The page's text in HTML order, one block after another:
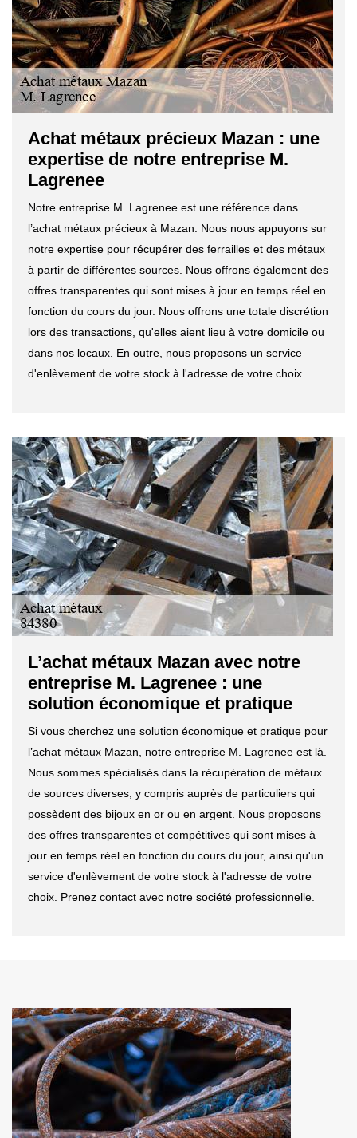
Achat métaux précieux Mazan : une
expertise de notre entreprise M.
Lagrenee
Notre entreprise M. Lagrenee est une référence dans
l’achat métaux précieux à Mazan. Nous nous appuyons sur
notre expertise pour récupérer des ferrailles et des métaux
à partir de différentes sources. Nous offrons également des
offres transparentes qui sont mises à jour en temps réel en
fonction du cours du jour. Nous offrons une totale discrétion
lors des transactions, qu'elles aient lieu à votre domicile ou
dans nos locaux. En outre, nous proposons un service
d'enlèvement de votre stock à l'adresse de votre choix.
L’achat métaux Mazan avec notre
entreprise M. Lagrenee : une
solution économique et pratique
Si vous cherchez une solution économique et pratique pour
l’achat métaux Mazan, notre entreprise M. Lagrenee est là.
Nous sommes spécialisés dans la récupération de métaux
de sources diverses, y compris auprès de particuliers qui
possèdent des bijoux en or ou en argent. Nous proposons
des offres transparentes et compétitives qui sont mises à
jour en temps réel en fonction du cours du jour, ainsi qu'un
service d'enlèvement de votre stock à l'adresse de votre
choix. Prenez contact avec notre société professionnelle.